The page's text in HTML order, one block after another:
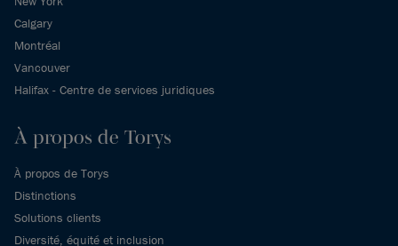
Calgary
Montréal
Vancouver
Halifax - Centre de services juridiques
À propos de Torys
À propos de Torys
Distinctions
Solutions clients
Diversité, équité et inclusion